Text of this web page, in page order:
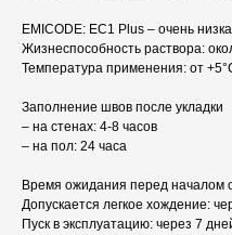
EMICODE: EC1 Plus – очень
Жизнеспособность раствора:
Температура применения: от
Заполнение швов после укладки
– на стенах: 4-8 часов
– на пол: 24 часa
Время ожидания перед началом
Допускается легкое хождение:
Пуск в эксплуатацию: через 7